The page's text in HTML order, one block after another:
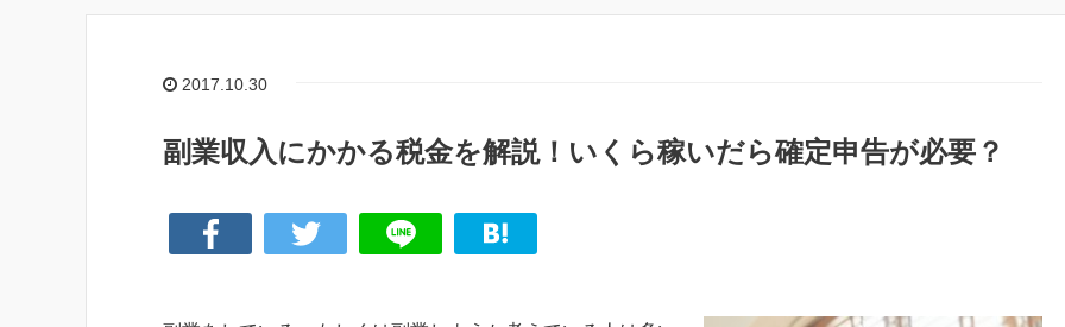
2017.10.30
副業収入にかかる税金を解説！いくら稼いだら確定申告が必要？